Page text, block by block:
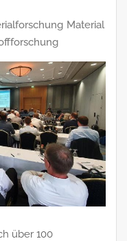
Material
über 100